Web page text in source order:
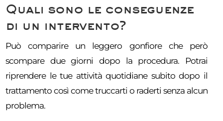
Quali sono le conseguenze
di un intervento?
Può comparire un leggero gonfiore che però
scompare due giorni dopo la procedura. Potrai
riprendere le tue attività quotidiane subito dopo il
trattamento così come truccarti o raderti senza alcun
problema.